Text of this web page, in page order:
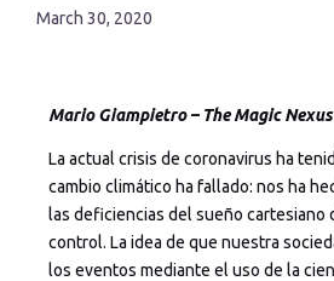
March 30, 2020
Mario Giampietro – The Magic Nexus
La actual crisis de coronavirus ha
cambio climático ha fallado: nos ha
las deficiencias del sueño cartesiano
control. La idea de que nuestra
los eventos mediante el uso de la